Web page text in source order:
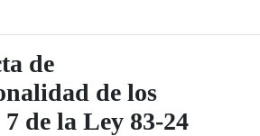
de
de los
de la Ley 83-24